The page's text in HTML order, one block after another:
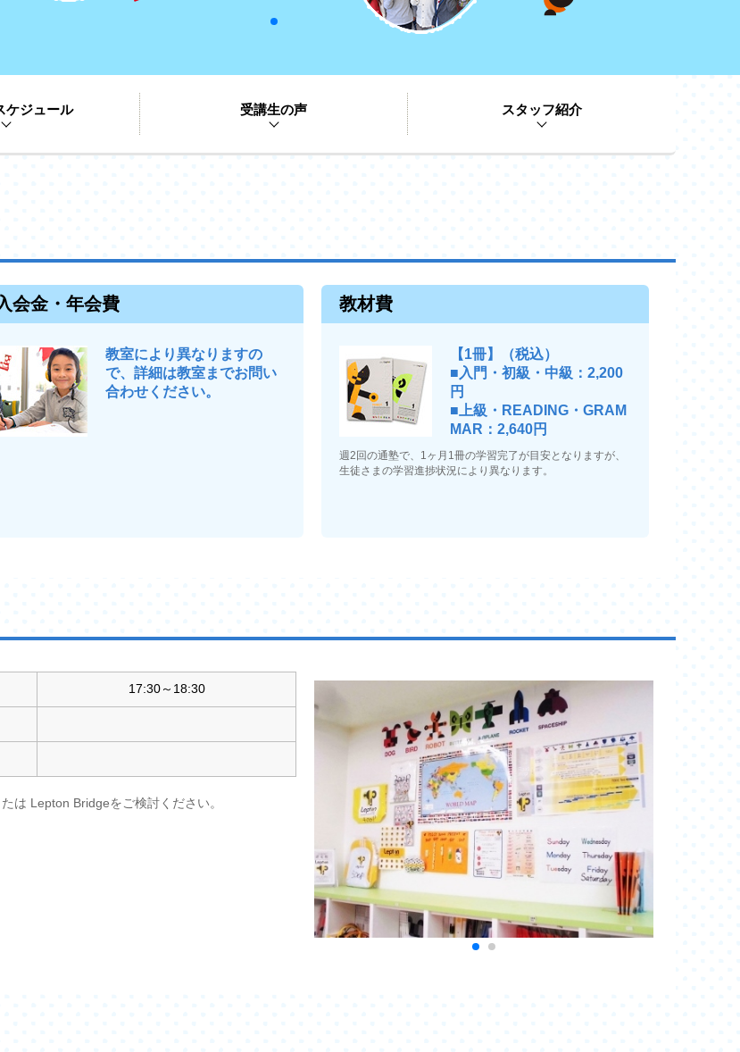
ケジュール 受講生の声 スタッフ紹介
会金・年会費
教室により異なりますの
で、詳細は教室までお問い
合わせください。
教材費
【1冊】（税込）
■入門・初級・中級：2,200
円
■上級・READING・GRAM
MAR：2,640円
週2回の通塾で、1ヶ月1冊の学習完了が目安となりますが、
生徒さまの学習進捗状況により異なります。
17:30～18:30
は Lepton Bridgeをご検討ください。